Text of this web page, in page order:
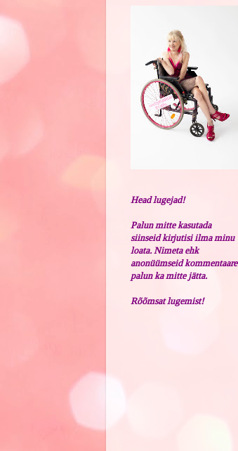
Head lugejad!
Palun mitte kasutada
siinseid kirjutisi ilma minu
loata. Nimeta ehk
anonüümseid kommentaare
palun ka mitte jätta.
Rõõmsat lugemist!